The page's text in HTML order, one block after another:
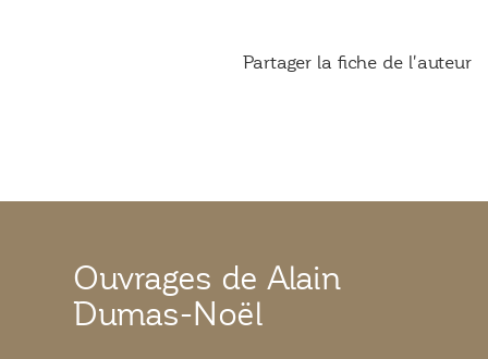
Partager la fiche de l'auteur
Ouvrages de Alain
Dumas-Noël